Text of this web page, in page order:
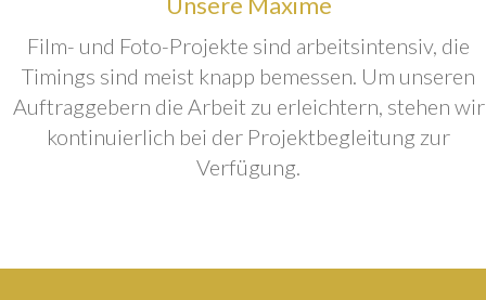
Film- und Foto-Projekte sind arbeitsintensiv, die
Timings sind meist knapp bemessen. Um unseren
Auftraggebern die Arbeit zu erleichtern, stehen wir
kontinuierlich bei der Projektbegleitung zur
Verfügung.